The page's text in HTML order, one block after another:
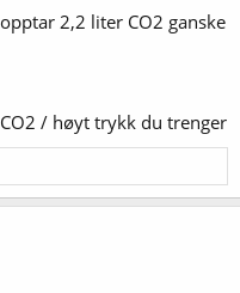
2,2 liter CO2 ganske
/ høyt trykk du trenger